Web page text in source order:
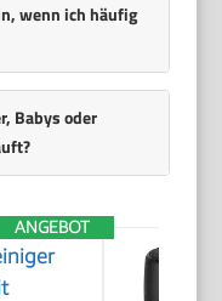
wenn ich häufig
Babys oder
ANGEBOT